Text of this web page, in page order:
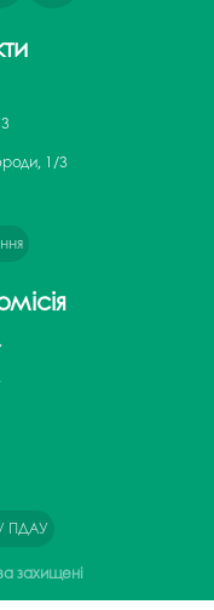
1/3
ПДАУ
захищені